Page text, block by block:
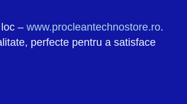
– www.procleantechnostore.ro.
perfecte pentru a satisface